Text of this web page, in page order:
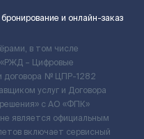
и онлайн-заказ
в том числе
– Цифровые
договора № ЦПР-1282
услуг и Договора
c АО «ФПК»
является официальным
включает сервисный